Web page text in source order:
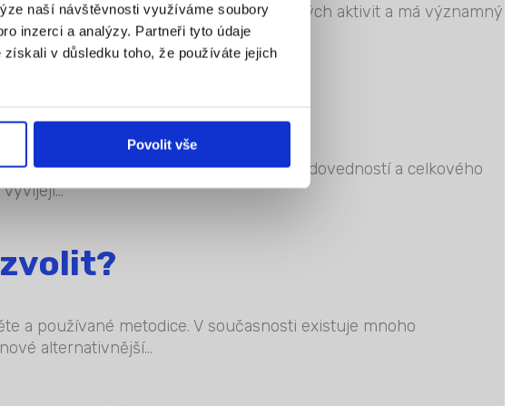
naší návštěvnosti využíváme soubory
inzerci a analýzy. Partneři tyto údaje
v důsledku toho, že používáte jejich
Povolit vše
jednu z nejdůležitějších dětských aktivit a má významný
věku?...
může pomoci při rozvoji jazykových dovedností a celkového
a používané metodice. V současnosti existuje mnoho
alternativnější...